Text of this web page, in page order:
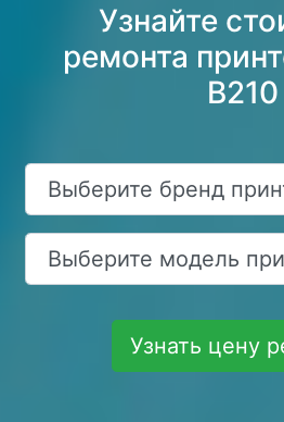
Узнайте
ремонта
B210
Узнать цену